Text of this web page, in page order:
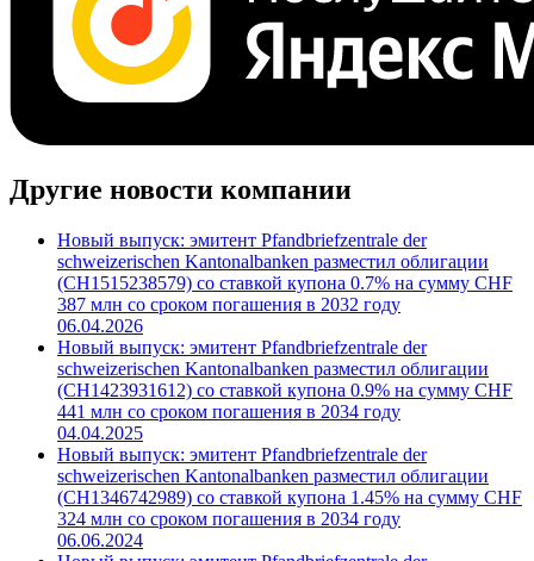
Другие новости компании
Новый выпуск: эмитент Pfandbriefzentrale der
schweizerischen Kantonalbanken разместил облигации
(CH1515238579) со ставкой купона 0.7% на сумму CHF
387 млн со сроком погашения в 2032 году
06.04.2026
Новый выпуск: эмитент Pfandbriefzentrale der
schweizerischen Kantonalbanken разместил облигации
(CH1423931612) со ставкой купона 0.9% на сумму CHF
441 млн со сроком погашения в 2034 году
04.04.2025
Новый выпуск: эмитент Pfandbriefzentrale der
schweizerischen Kantonalbanken разместил облигации
(CH1346742989) со ставкой купона 1.45% на сумму CHF
324 млн со сроком погашения в 2034 году
06.06.2024